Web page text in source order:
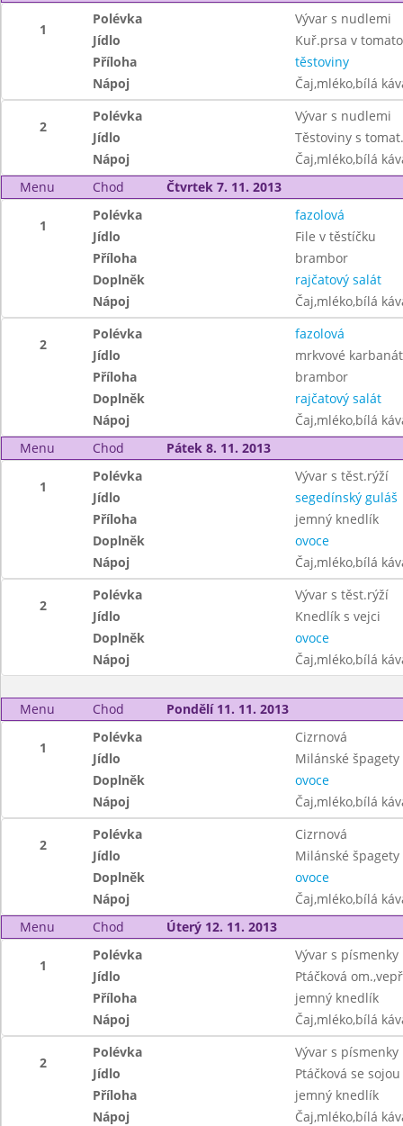
1
Polévka
Vývar s nudlemi
Jídlo
Kuř.prsa v
Příloha
těstoviny
Nápoj
Čaj,mléko,bílá
2
Polévka
Vývar s nudlemi
Jídlo
Těstoviny s
Nápoj
Čaj,mléko,bílá
Menu
Chod Čtvrtek 7. 11. 2013
1
Polévka
fazolová
Jídlo
File v těstíčku
Příloha
brambor
Doplněk
rajčatový salát
Nápoj
Čaj,mléko,bílá
2
Polévka
fazolová
Jídlo
mrkvové
Příloha
brambor
Doplněk
rajčatový salát
Nápoj
Čaj,mléko,bílá
Menu
Chod Pátek 8. 11. 2013
1
Polévka
Vývar s těst.rýží
Jídlo
segedínský guláš
Příloha
jemný knedlík
Doplněk
ovoce
Nápoj
Čaj,mléko,bílá
2
Polévka
Vývar s těst.rýží
Jídlo
Knedlík s vejci
Doplněk
ovoce
Nápoj
Čaj,mléko,bílá
Menu Chod Pondělí 11. 11. 2013
1
Polévka
Cizrnová
Jídlo
Milánské
Doplněk
ovoce
Nápoj
Čaj,mléko,bílá
2
Polévka
Cizrnová
Jídlo
Milánské
Doplněk
ovoce
Nápoj
Čaj,mléko,bílá
Menu
Chod Úterý 12. 11. 2013
1
Polévka
Vývar s písmenky
Jídlo
Ptáčková
Příloha
jemný knedlík
Nápoj
Čaj,mléko,bílá
2
Polévka
Vývar s písmenky
Jídlo
Ptáčková se sojou
Příloha
jemný knedlík
Nápoj
Čaj,mléko,bílá